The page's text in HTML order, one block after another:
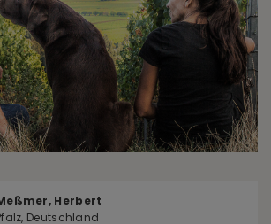
Herbert
Deutschland